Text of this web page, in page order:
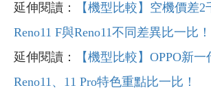
延伸閱讀：
【機型比較】空機價差2
Reno11 F與Reno11不同差異比一比！
延伸閱讀：
【機型比較】OPPO新
Reno11、11 Pro特色重點比一比！